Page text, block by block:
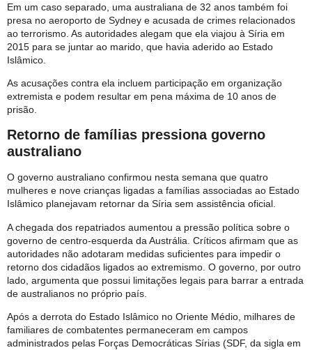
Em um caso separado, uma australiana de 32 anos também foi
presa no aeroporto de Sydney e acusada de crimes relacionados
ao terrorismo. As autoridades alegam que ela viajou à Síria em
2015 para se juntar ao marido, que havia aderido ao Estado
Islâmico.
As acusações contra ela incluem participação em organização
extremista e podem resultar em pena máxima de 10 anos de
prisão.
Retorno de famílias pressiona governo
australiano
O governo australiano confirmou nesta semana que quatro
mulheres e nove crianças ligadas a famílias associadas ao Estado
Islâmico planejavam retornar da Síria sem assistência oficial.
A chegada dos repatriados aumentou a pressão política sobre o
governo de centro-esquerda da Austrália. Críticos afirmam que as
autoridades não adotaram medidas suficientes para impedir o
retorno dos cidadãos ligados ao extremismo. O governo, por outro
lado, argumenta que possui limitações legais para barrar a entrada
de australianos no próprio país.
Após a derrota do Estado Islâmico no Oriente Médio, milhares de
familiares de combatentes permaneceram em campos
administrados pelas Forças Democráticas Sírias (SDF, da sigla em